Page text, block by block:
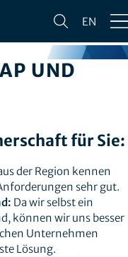
EN
UND
für Sie:
der Region kennen
sehr gut.
Da wir selbst ein
können wir uns besser
Unternehmen
Lösung.